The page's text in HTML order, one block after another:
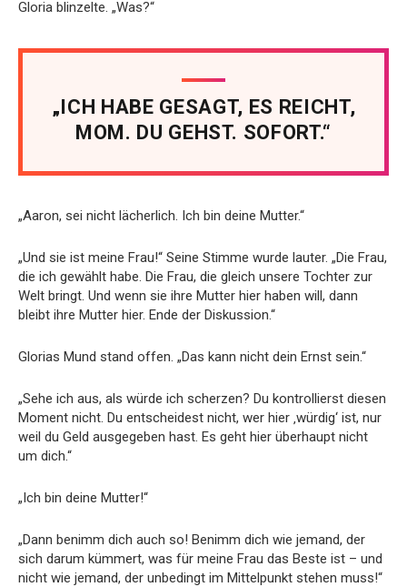
Gloria blinzelte. „Was?“
„ICH HABE GESAGT, ES REICHT,
MOM. DU GEHST. SOFORT.“
„Aaron, sei nicht lächerlich. Ich bin deine Mutter.“
„Und sie ist meine Frau!“ Seine Stimme wurde lauter. „Die Frau,
die ich gewählt habe. Die Frau, die gleich unsere Tochter zur
Welt bringt. Und wenn sie ihre Mutter hier haben will, dann
bleibt ihre Mutter hier. Ende der Diskussion.“
Glorias Mund stand offen. „Das kann nicht dein Ernst sein.“
„Sehe ich aus, als würde ich scherzen? Du kontrollierst diesen
Moment nicht. Du entscheidest nicht, wer hier ‚würdig‘ ist, nur
weil du Geld ausgegeben hast. Es geht hier überhaupt nicht
um dich.“
„Ich bin deine Mutter!“
„Dann benimm dich auch so! Benimm dich wie jemand, der
sich darum kümmert, was für meine Frau das Beste ist – und
nicht wie jemand, der unbedingt im Mittelpunkt stehen muss!“